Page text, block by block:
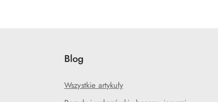
Blog
Wszystkie artykuły